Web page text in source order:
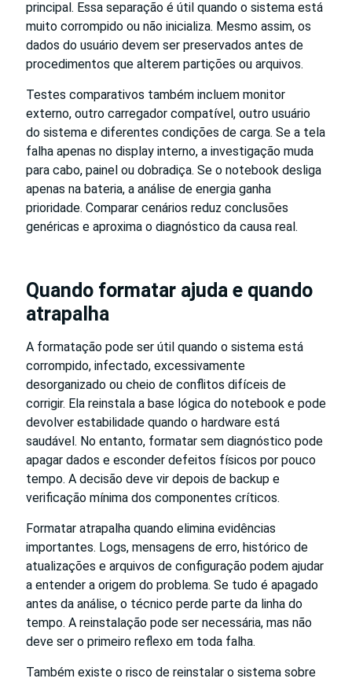
principal. Essa separação é útil quando o sistema está
muito corrompido ou não inicializa. Mesmo assim, os
dados do usuário devem ser preservados antes de
procedimentos que alterem partições ou arquivos.
Testes comparativos também incluem monitor
externo, outro carregador compatível, outro usuário
do sistema e diferentes condições de carga. Se a tela
falha apenas no display interno, a investigação muda
para cabo, painel ou dobradiça. Se o notebook desliga
apenas na bateria, a análise de energia ganha
prioridade. Comparar cenários reduz conclusões
genéricas e aproxima o diagnóstico da causa real.
Quando formatar ajuda e quando
atrapalha
A formatação pode ser útil quando o sistema está
corrompido, infectado, excessivamente
desorganizado ou cheio de conflitos difíceis de
corrigir. Ela reinstala a base lógica do notebook e pode
devolver estabilidade quando o hardware está
saudável. No entanto, formatar sem diagnóstico pode
apagar dados e esconder defeitos físicos por pouco
tempo. A decisão deve vir depois de backup e
verificação mínima dos componentes críticos.
Formatar atrapalha quando elimina evidências
importantes. Logs, mensagens de erro, histórico de
atualizações e arquivos de configuração podem ajudar
a entender a origem do problema. Se tudo é apagado
antes da análise, o técnico perde parte da linha do
tempo. A reinstalação pode ser necessária, mas não
deve ser o primeiro reflexo em toda falha.
Também existe o risco de reinstalar o sistema sobre